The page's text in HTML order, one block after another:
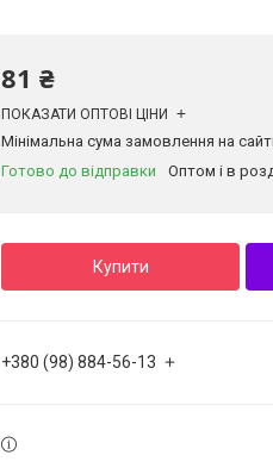
81 ₴
ПОКАЗАТИ ОПТОВІ ЦІНИ
Мінімальна сума замовлення на
Готово до відправки
Оптом і в
Купити
+380 (98) 884-56-13